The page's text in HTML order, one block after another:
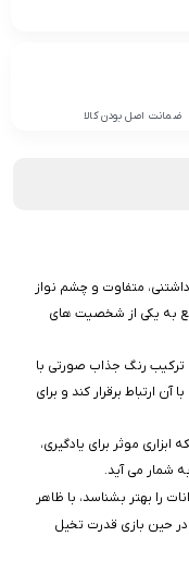
ضمانت اصل بودن کالا
متفاوت و چشم‌ نواز
به یکی از شخصیت‌ های
ترکیب رنگ جذاب صورتی با
ارتباط برقرار کند و برای
موثر برای یادگیری،
شمار می آید.
را بهتر بشناسد، با ظاهر
در حین بازی قدرت تخیل